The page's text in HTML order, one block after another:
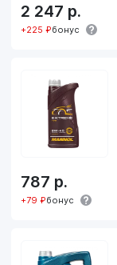
2 247 р.
+225 ₽бонус
787 р.
+79 ₽бонус